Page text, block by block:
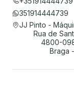
351914444739
JJ Pinto -
Rua de
4800-
Braga